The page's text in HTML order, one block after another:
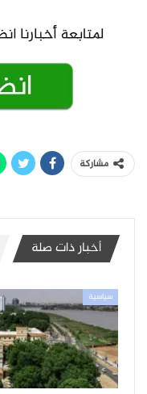
مشاركة
أخبار ذات صلة
سياسية